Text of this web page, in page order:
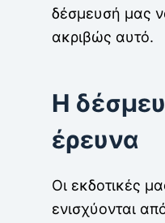
δέσμευσή μας
ακριβώς αυτό.
Η
έρευνα
Οι εκδοτικές
ενισχύονται